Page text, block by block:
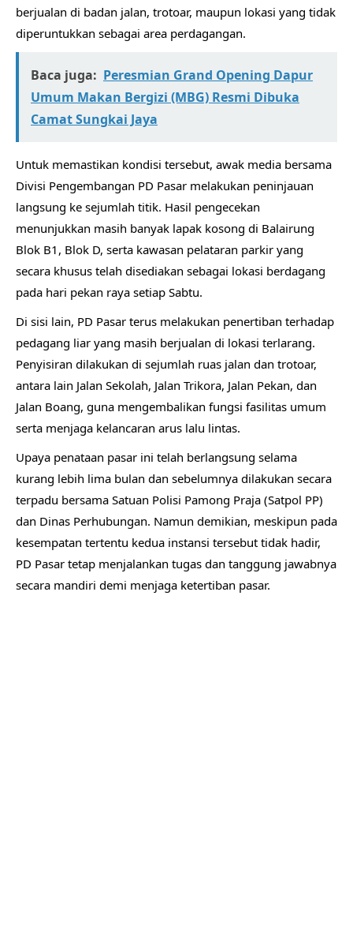
berjualan di badan jalan, trotoar, maupun lokasi yang tidak
diperuntukkan sebagai area perdagangan.
Baca juga: Peresmian Grand Opening Dapur
Umum Makan Bergizi (MBG) Resmi Dibuka
Camat Sungkai Jaya
Untuk memastikan kondisi tersebut, awak media bersama
Divisi Pengembangan PD Pasar melakukan peninjauan
langsung ke sejumlah titik. Hasil pengecekan
menunjukkan masih banyak lapak kosong di Balairung
Blok B1, Blok D, serta kawasan pelataran parkir yang
secara khusus telah disediakan sebagai lokasi berdagang
pada hari pekan raya setiap Sabtu.
Di sisi lain, PD Pasar terus melakukan penertiban terhadap
pedagang liar yang masih berjualan di lokasi terlarang.
Penyisiran dilakukan di sejumlah ruas jalan dan trotoar,
antara lain Jalan Sekolah, Jalan Trikora, Jalan Pekan, dan
Jalan Boang, guna mengembalikan fungsi fasilitas umum
serta menjaga kelancaran arus lalu lintas.
Upaya penataan pasar ini telah berlangsung selama
kurang lebih lima bulan dan sebelumnya dilakukan secara
terpadu bersama Satuan Polisi Pamong Praja (Satpol PP)
dan Dinas Perhubungan. Namun demikian, meskipun pada
kesempatan tertentu kedua instansi tersebut tidak hadir,
PD Pasar tetap menjalankan tugas dan tanggung jawabnya
secara mandiri demi menjaga ketertiban pasar.